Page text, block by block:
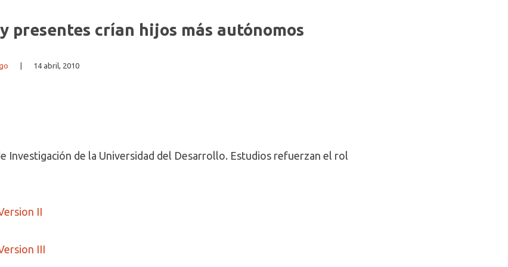
presentes crían hijos más autónomos
14 abril, 2010
Investigación de la Universidad del Desarrollo. Estudios refuerzan el rol
II
III